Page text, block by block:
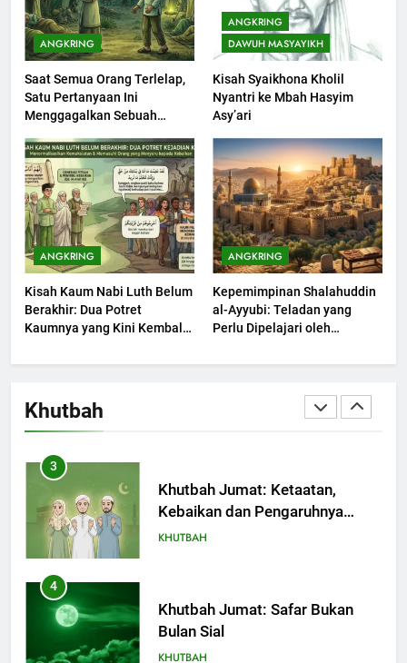
ANGKRING
Saat Semua Orang Terlelap,
Satu Pertanyaan Ini
Menggagalkan Sebuah
ANGKRING
DAWUH MASYAYIKH
Kisah Syaikhona Kholil
Nyantri ke Mbah Hasyim
Asy’ari
ANGKRING
Kisah Kaum Nabi Luth Belum
Berakhir: Dua Potret
Kaumnya yang Kini Kembali
ANGKRING
Kepemimpinan Shalahuddin
al-Ayyubi: Teladan yang
Perlu Dipelajari oleh
(2)
Khutbah
Khutbah Jumat : Supaya Amal
Bisa Diterima
KHUTBAH
203
Muharram Bulan Bersejarah
KHUTBAH
1
Khutbah Jumat: Mengapa Orang
Dengki Tak Akan Pernah
Berjaya?
KHUTBAH
Khutbah Jumat: Melihat
Limpahan Nikmat Allah
3
Khutbah Jumat: Ketaatan,
Kebaikan dan Pengaruhnya
dalam Jiwa Manusia
KHUTBAH
4
Khutbah Jumat: Safar Bukan
Bulan Sial
KHUTBAH